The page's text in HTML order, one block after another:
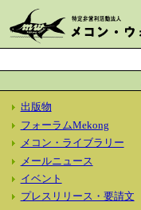
出版物
フォーラムMekong
メコン・ライブラリー
メールニュース
イベント
プレスリリース・要請文